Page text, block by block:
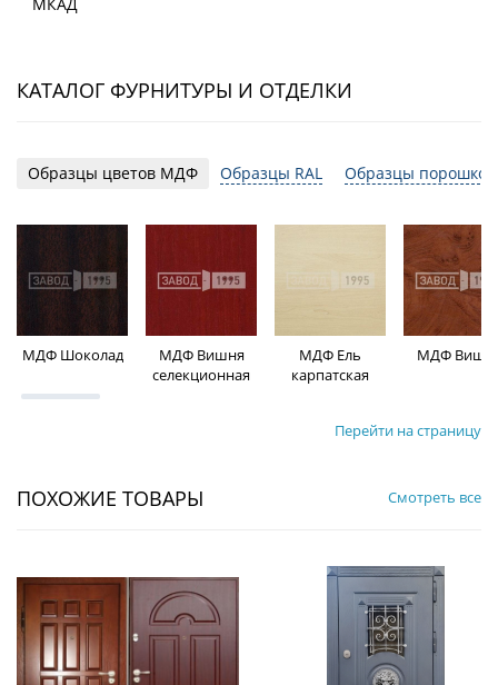
КАТАЛОГ ФУРНИТУРЫ И ОТДЕЛКИ
Образцы цветов МДФ Образцы RAL Образцы
МДФ Шоколад
МДФ Вишня
селекционная
МДФ Ель
карпатская
МДФ
Перейти на страницу
ПОХОЖИЕ ТОВАРЫ Смотреть все